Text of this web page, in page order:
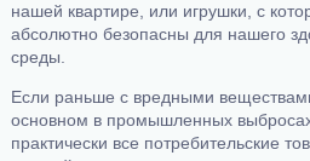
нашей квартире, или игрушки, с
абсолютно безопасны для нашего
среды.
Если раньше с вредными
основном в промышленных выбросах
практически все потребительские